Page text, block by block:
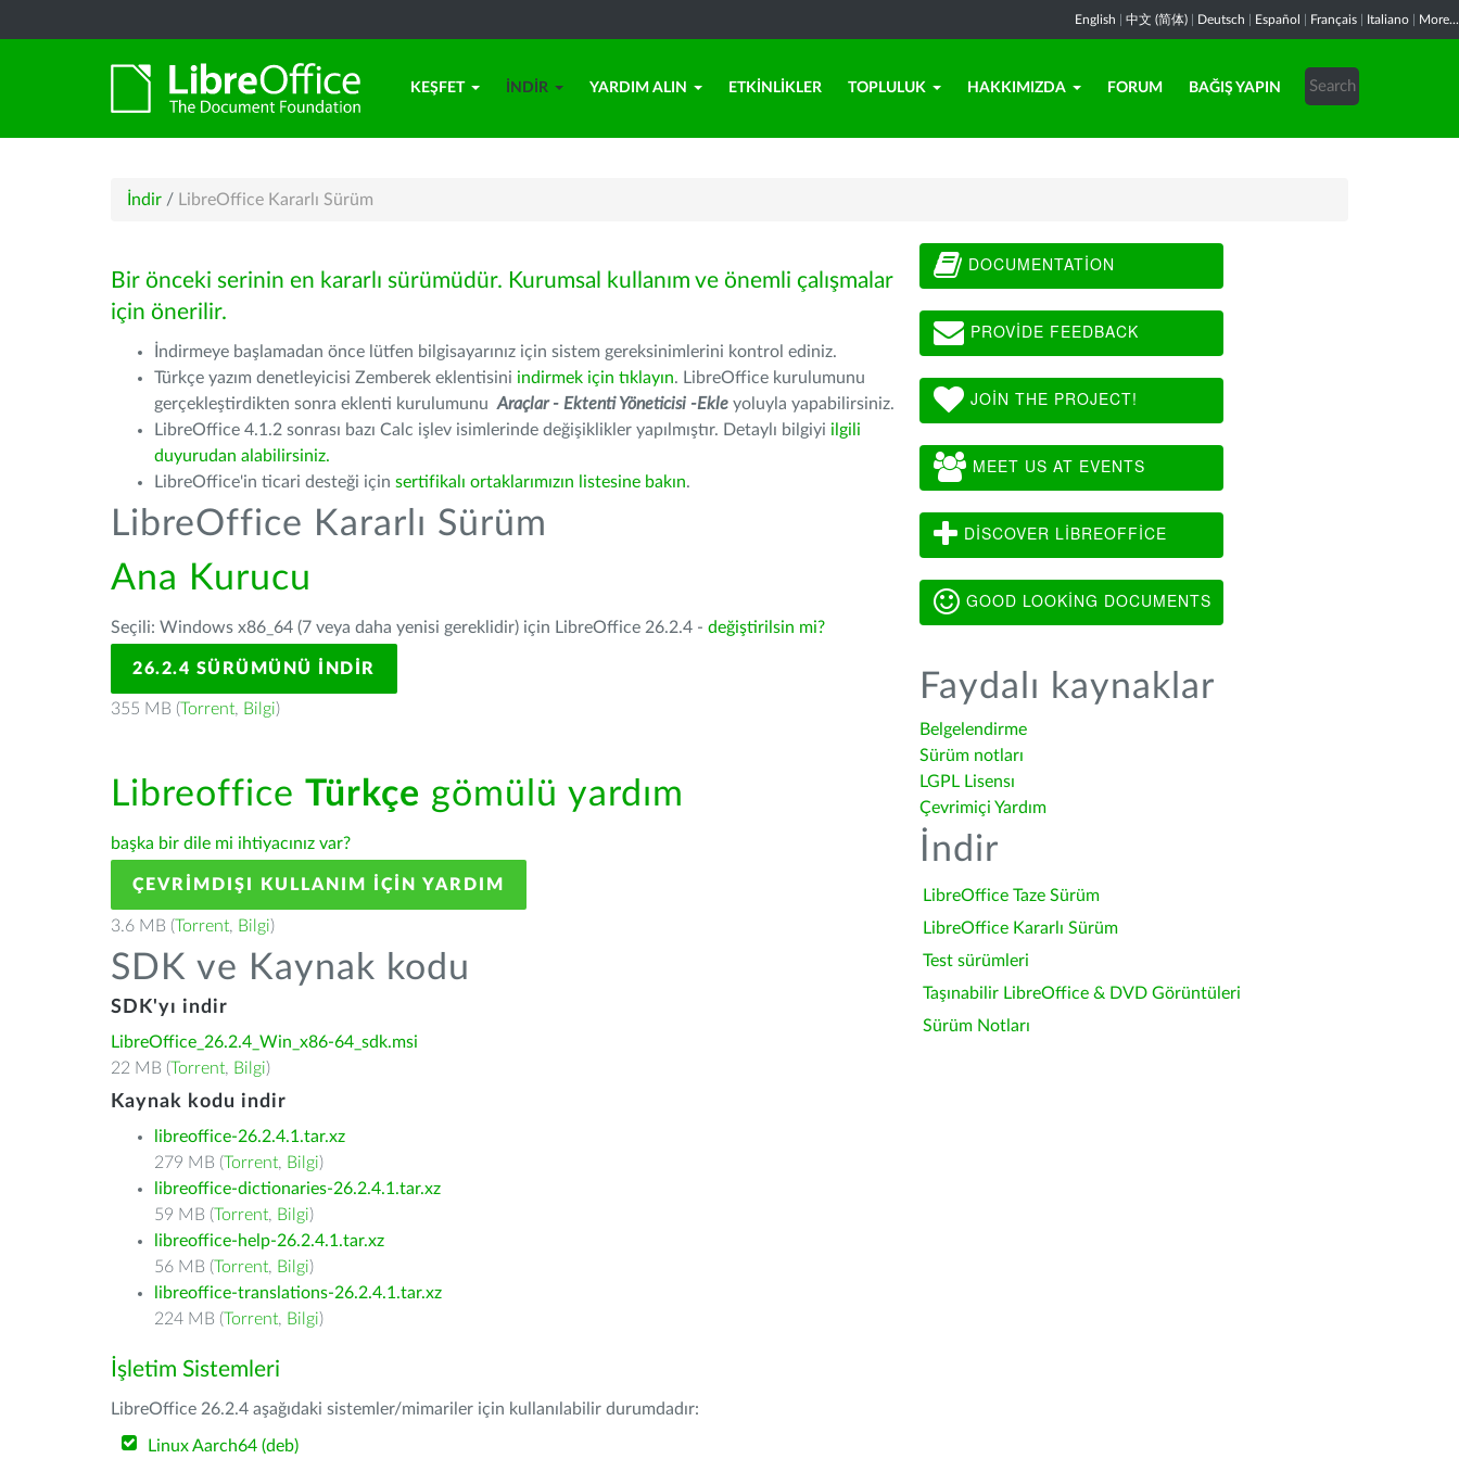
English 中文 (简体) Deutsch Español Français Italiano More...
KEŞFET İNDIR YARDIM ALIN ETKINLIKLER TOPLULUK HAKKIMIZDA FORUM BAĞIŞ YAPIN
İndir / LibreOffice Kararlı Sürüm
Bir önceki serinin en kararlı sürümüdür. Kurumsal kullanım ve önemli çalışmalar
için önerilir.
İndirmeye başlamadan önce lütfen bilgisayarınız için sistem gereksinimlerini kontrol ediniz.
Türkçe yazım denetleyicisi Zemberek eklentisini indirmek için tıklayın. LibreOffice kurulumunu
gerçekleştirdikten sonra eklenti kurulumunu Araçlar - Ektenti Yöneticisi -Ekle yoluyla yapabilirsiniz.
LibreOffice 4.1.2 sonrası bazı Calc işlev isimlerinde değişiklikler yapılmıştır. Detaylı bilgiyi ilgili
duyurudan alabilirsiniz.
LibreOffice'in ticari desteği için sertifikalı ortaklarımızın listesine bakın.
LibreOffice Kararlı Sürüm
Ana Kurucu
Seçili: Windows x86_64 (7 veya daha yenisi gereklidir) için LibreOffice 26.2.4 - değiştirilsin mi?
26.2.4 SÜRÜMÜNÜ İNDIR
355 MB (Torrent, Bilgi)
Libreoffice Türkçe gömülü yardım
başka bir dile mi ihtiyacınız var?
ÇEVRIMDIŞI KULLANIM IÇIN YARDIM
3.6 MB (Torrent, Bilgi)
SDK ve Kaynak kodu
SDK'yı indir
LibreOffice_26.2.4_Win_x86-64_sdk.msi
22 MB (Torrent, Bilgi)
Kaynak kodu indir
libreoffice-26.2.4.1.tar.xz
279 MB (Torrent, Bilgi)
libreoffice-dictionaries-26.2.4.1.tar.xz
59 MB (Torrent, Bilgi)
libreoffice-help-26.2.4.1.tar.xz
56 MB (Torrent, Bilgi)
libreoffice-translations-26.2.4.1.tar.xz
224 MB (Torrent, Bilgi)
İşletim Sistemleri
LibreOffice 26.2.4 aşağıdaki sistemler/mimariler için kullanılabilir durumdadır:
Linux Aarch64 (deb)
DOCUMENTATION
PROVIDE FEEDBACK
JOIN THE PROJECT!
MEET US AT EVENTS
DISCOVER LIBREOFFICE
GOOD LOOKING DOCUMENTS
Faydalı kaynaklar
Belgelendirme
Sürüm notları
LGPL Lisensı
Çevrimiçi Yardım
İndir
LibreOffice Taze Sürüm
LibreOffice Kararlı Sürüm
Test sürümleri
Taşınabilir LibreOffice & DVD Görüntüleri
Sürüm Notları